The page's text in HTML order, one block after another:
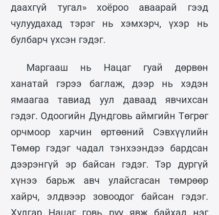
даахгүй тугал» хоёроо аваарай гээд
чулуудахад тэрэг нь хэмхэрч, үхэр нь
булбарч үхсэн гэдэг.
Маргааш нь Нацаг гуай дөрвөн
ханатай гэрээ баглаж, дээр нь хэдэн
ямаагаа тавиад уул даваад явчихсан
гэдэг. Одоогийн Дундговь аймгийн Төгрөг
орчмоор харчин өртөөний Сэвхүүлийн
Төмөр гэдэг чадал тэнхээндээ бардсан
дээрэнгүй эр байсан гэдэг. Тэр дургүй
хүнээ барьж авч улайсгасан төмрөөр
хайрч, элдвээр зовоодог байсан гэдэг.
Хулгар Нацаг говь руу явж байхад нэг